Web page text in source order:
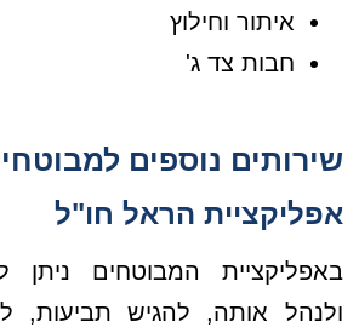
איתור וחילוץ
חבות צד ג'
שירותים נוספים
אפליקציית הראל חו"ל
באפליקציית המבוטחים ניתן
ולנהל אותה, להגיש תביעות,